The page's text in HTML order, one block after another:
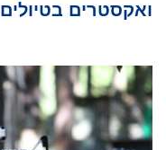
ואקסטרים בטיולים